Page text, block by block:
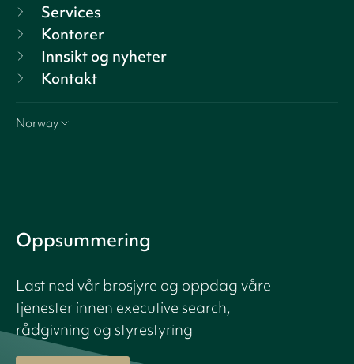
Services
Kontorer
Innsikt og nyheter
Kontakt
Norway
Oppsummering
Last ned vår brosjyre og oppdag våre
tjenester innen executive search,
rådgivning og styrestyring